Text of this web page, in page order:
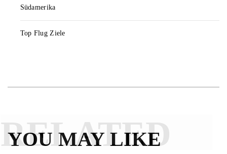
Südamerika
Top Flug Ziele
YOU MAY LIKE
RELATED